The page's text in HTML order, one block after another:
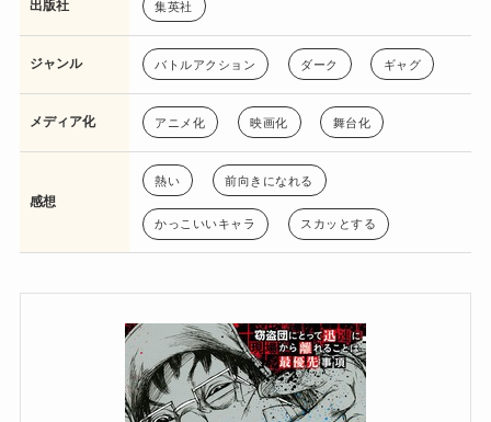
出版社 集英社
ジャンル バトルアクション ダーク ギャグ
メディア化 アニメ化 映画化 舞台化
感想
熱い 前向きになれる
かっこいいキャラ スカッとする